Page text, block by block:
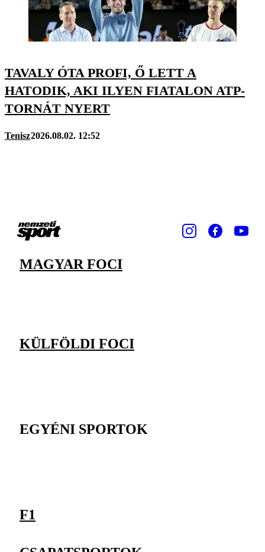
TAVALY ÓTA PROFI, Ő LETT A
HATODIK, AKI ILYEN FIATALON ATP-
TORNÁT NYERT
Tenisz2026.08.02. 12:52
MAGYAR FOCI
KÜLFÖLDI FOCI
EGYÉNI SPORTOK
F1